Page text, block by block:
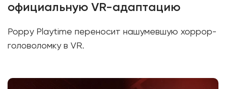
официальную VR-адаптацию
Poppy Playtime переносит нашумевшую хоррор-
головоломку в VR.